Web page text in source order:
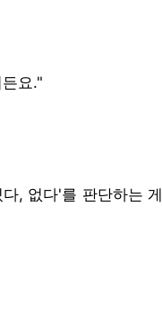
요."
, 없다'를 판단하는 게